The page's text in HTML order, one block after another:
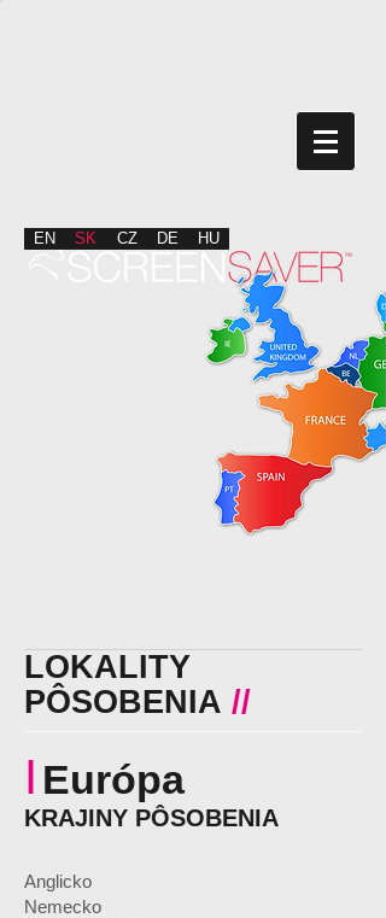
EN SK CZ DE HU
LOKALITY
PÔSOBENIA //
I Európa
KRAJINY PÔSOBENIA
Anglicko
Nemecko